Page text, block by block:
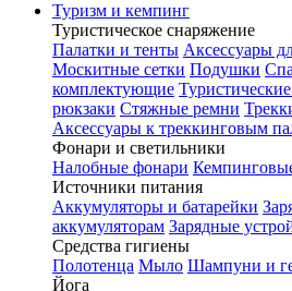
Туризм и кемпинг
Туристическое снаряжение
Палатки и тенты Аксессуары
Москитные сетки Подушки
комплектующие
рюкзаки Стяжные ремни
Аксессуары к треккинговым
Фонари и светильники
Налобные фонари
Источники питания
Аккумуляторы и батарейки
аккумуляторам Зарядные
Средства гигиены
Полотенца Мыло Шампуни и
Йога